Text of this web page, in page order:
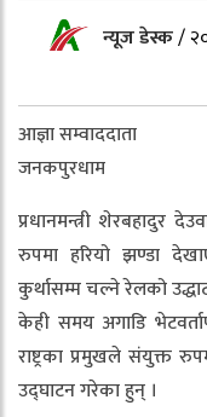
न्यूज डेस्क/
आज्ञा सम्वाददाता
जनकपुरधाम
प्रधानमन्त्री शेरबहादुर
रुपमा हरियो झण्डा
कुर्थासम्म चल्ने रेलको
केही समय अगाडि
राष्ट्रका प्रमुखले संयुक्त
उद्घाटन गरेका हुन् ।